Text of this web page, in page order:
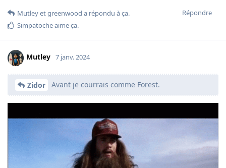
Répondre
Mutleyetgreenwood a répondu à ça.
Simpatocheaime ça.
Mutley 7 janv. 2024
Zidor Avant je courrais comme Forest.